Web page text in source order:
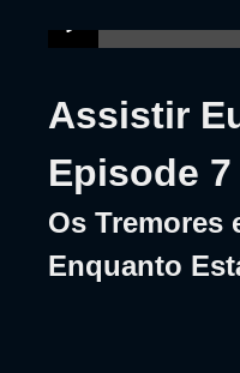
Assistir
Episode
Os Tremores
Enquanto